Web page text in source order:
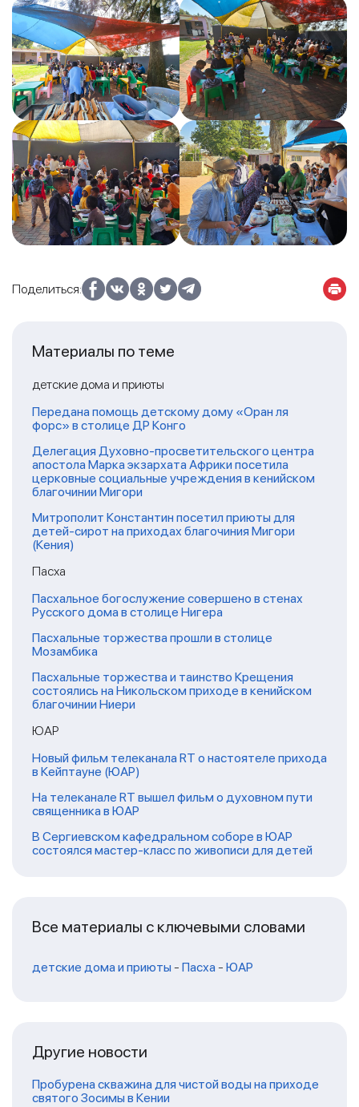
Поделиться:
Материалы по теме
детские дома и приюты
Передана помощь детскому дому «Оран ля
форс» в столице ДР Конго
Делегация Духовно-просветительского центра
апостола Марка экзархата Африки посетила
церковные социальные учреждения в кенийском
благочинии Мигори
Митрополит Константин посетил приюты для
детей-сирот на приходах благочиния Мигори
(Кения)
Пасха
Пасхальное богослужение совершено в стенах
Русского дома в столице Нигера
Пасхальные торжества прошли в столице
Мозамбика
Пасхальные торжества и таинство Крещения
состоялись на Никольском приходе в кенийском
благочинии Ниери
ЮАР
Новый фильм телеканала RT о настоятеле прихода
в Кейптауне (ЮАР)
На телеканале RT вышел фильм о духовном пути
священника в ЮАР
В Сергиевском кафедральном соборе в ЮАР
состоялся мастер-класс по живописи для детей
Все материалы с ключевыми словами
детские дома и приюты - Пасха - ЮАР
Другие новости
Пробурена скважина для чистой воды на приходе
святого Зосимы в Кении